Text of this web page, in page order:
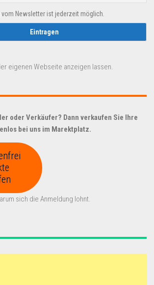
vom Newsletter ist jederzeit möglich.
eigenen Webseite anzeigen lassen.
oder Verkäufer? Dann verkaufen Sie Ihre
bei uns im Marektplatz.
sich die Anmeldung lohnt.